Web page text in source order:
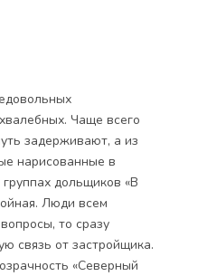
Чаще всего
задерживают, а из
нарисованные в
дольщиков «В
Люди всем
то сразу
связь от застройщика.
«Северный